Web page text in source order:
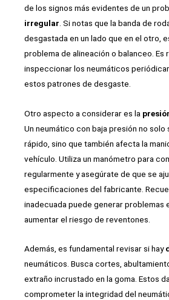
de los signos más evidentes de un
irregular . Si notas que la banda de
desgastada en un lado que en el otro,
problema de alineación o balanceo. Es
inspeccionar los neumáticos
estos patrones de desgaste.
Otro aspecto a considerar es la
Un neumático con baja presión no solo
rápido, sino que también afecta la
vehículo. Utiliza un manómetro para
regularmente y asegúrate de que se
especificaciones del fabricante.
inadecuada puede generar problemas
aumentar el riesgo de reventones.
Además, es fundamental revisar si hay
neumáticos. Busca cortes,
extraño incrustado en la goma. Estos
comprometer la integridad del